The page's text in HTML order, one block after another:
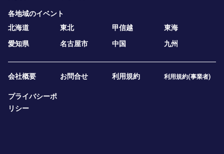
各地域のイベント
北海道
東北 甲信越
東海
愛知県
名古屋市 中国 九州
会社概要 お問合せ 利用規約 利用規約(事業者)
プライバシーポ
リシー